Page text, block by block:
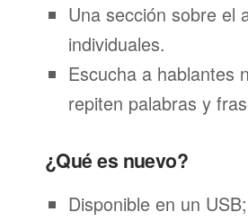
Una sección sobre el
individuales.
Escucha a hablantes
repiten palabras y
¿Qué es nuevo?
Disponible en un